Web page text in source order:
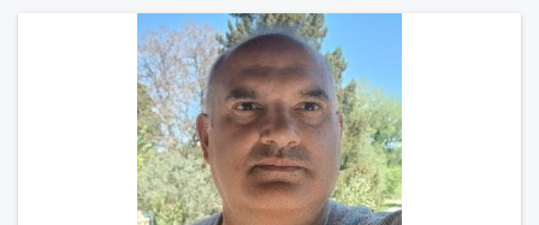
d'étude, je ne me prends pas la tête sur ce niveau.
Mon meilleurs diplôme étant le CEP certificat
d'étude primaire. Avec ce diplôme on sait que je
sais lire, écrire et compter. En raison de mes
principes je ne corresponds pas avec les
demoiselles approchant les moins de 60 ans